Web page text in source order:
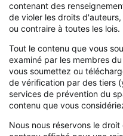
contenant des
de violer les droits
ou contraire à toutes les lois.
Tout le contenu que vous
examiné par les membres
vous soumettez ou
de vérification par des tiers
services de prévention du
contenu que vous
Nous nous réservons le